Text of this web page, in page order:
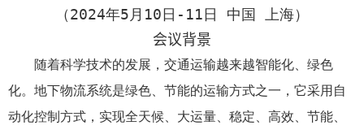
（2024年5 月 10日 -11日 中国 上海）
会议背景
随着科学技术的发展，交通运输越来越智能化、绿色
化。地下物流系统是绿色、节能的运输方式之一，它采用自
动化控制方式，实现全天候、大运量、稳定、高效、节能、